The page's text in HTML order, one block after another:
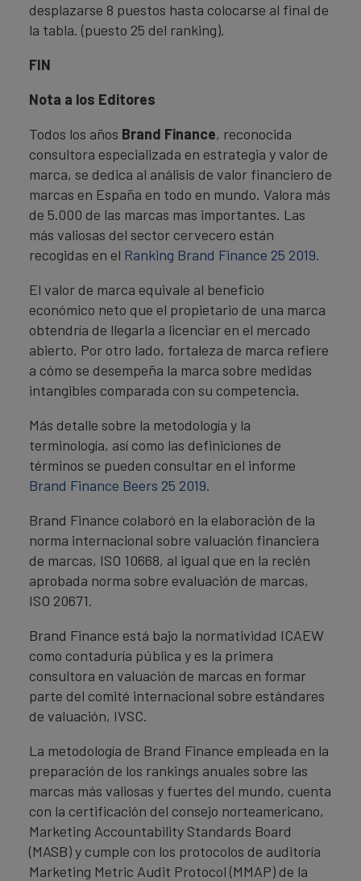
desplazarse 8 puestos hasta colocarse al final de
la tabla. (puesto 25 del ranking).
FIN
Nota a los Editores
Todos los años Brand Finance, reconocida
consultora especializada en estrategia y valor de
marca, se dedica al análisis de valor financiero de
marcas en España en todo en mundo. Valora más
de 5.000 de las marcas mas importantes. Las
más valiosas del sector cervecero están
recogidas en el Ranking Brand Finance 25 2019.
El valor de marca equivale al beneficio
económico neto que el propietario de una marca
obtendría de llegarla a licenciar en el mercado
abierto. Por otro lado, fortaleza de marca refiere
a cómo se desempeña la marca sobre medidas
intangibles comparada con su competencia.
Más detalle sobre la metodología y la
terminología, así como las definiciones de
términos se pueden consultar en el informe
Brand Finance Beers 25 2019.
Brand Finance colaboró en la elaboración de la
norma internacional sobre valuación financiera
de marcas, ISO 10668, al igual que en la recién
aprobada norma sobre evaluación de marcas,
ISO 20671.
Brand Finance está bajo la normatividad ICAEW
como contaduría pública y es la primera
consultora en valuación de marcas en formar
parte del comité internacional sobre estándares
de valuación, IVSC.
La metodología de Brand Finance empleada en la
preparación de los rankings anuales sobre las
marcas más valiosas y fuertes del mundo, cuenta
con la certificación del consejo norteamericano,
Marketing Accountability Standards Board
(MASB) y cumple con los protocolos de auditoría
Marketing Metric Audit Protocol (MMAP) de la